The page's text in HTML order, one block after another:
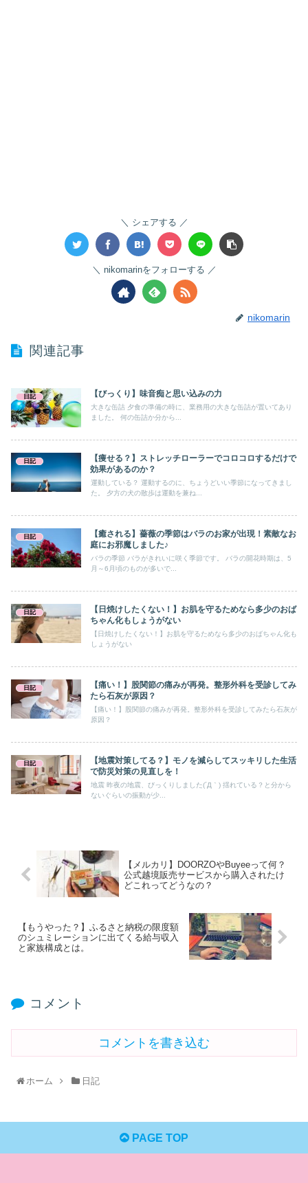
シェアする
nikomarinをフォローする
nikomarin
関連記事
日記 【びっくり】味音痴と思い込みの力
大きな缶詰 夕食の準備の時に、業務用の大きな缶詰が置いてあり
ました。 何の缶詰か分から...
日記
【痩せる？】ストレッチローラーでコロコロするだけで
効果があるのか？
運動している？ 運動するのに、ちょうどいい季節になってきまし
た。 夕方の犬の散歩は運動を兼ね...
日記
【癒される】薔薇の季節はバラのお家が出現！素敵なお
庭にお邪魔しました♪
バラの季節 バラがきれいに咲く季節です。 バラの開花時期は、5
月～6月頃のものが多いで...
日記
【日焼けしたくない！】お肌を守るためなら多少のおば
ちゃん化もしょうがない
【日焼けしたくない！】お肌を守るためなら多少のおばちゃん化も
しょうがない
日記
【痛い！】股関節の痛みが再発。整形外科を受診してみ
たら石灰が原因？
【痛い！】股関節の痛みが再発。整形外科を受診してみたら石灰が
原因？
日記
【地震対策してる？】モノを減らしてスッキリした生活
で防災対策の見直しを！
地震 昨夜の地震、びっくりしました(´Д｀) 揺れている？と分から
ないぐらいの振動が少...
【メルカリ】DOORZOやBuyeeって何？
公式越境販売サービスから購入されたけ
どこれってどうなの？
【もうやった？】ふるさと納税の限度額
のシュミレーションに出てくる給与収入
と家族構成とは。
コメント
コメントを書き込む
ホーム 日記
PAGE TOP